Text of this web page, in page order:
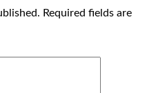
Required fields are